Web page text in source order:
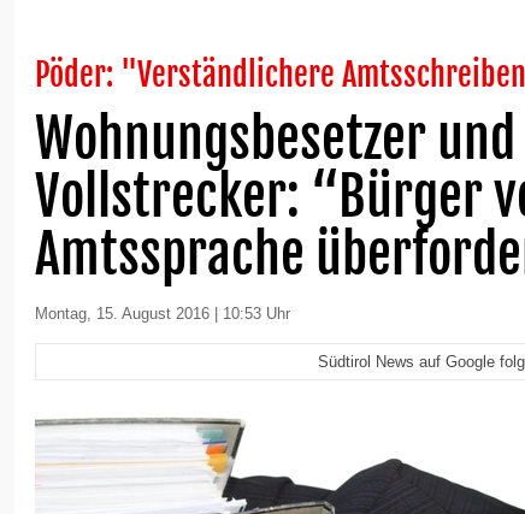
Pöder: "Verständlichere
Wohnungsbesetzer und
Vollstrecker: “Bürger
Amtssprache
Montag, 15. August 2016 | 10:53 Uhr
Südtirol News auf Google